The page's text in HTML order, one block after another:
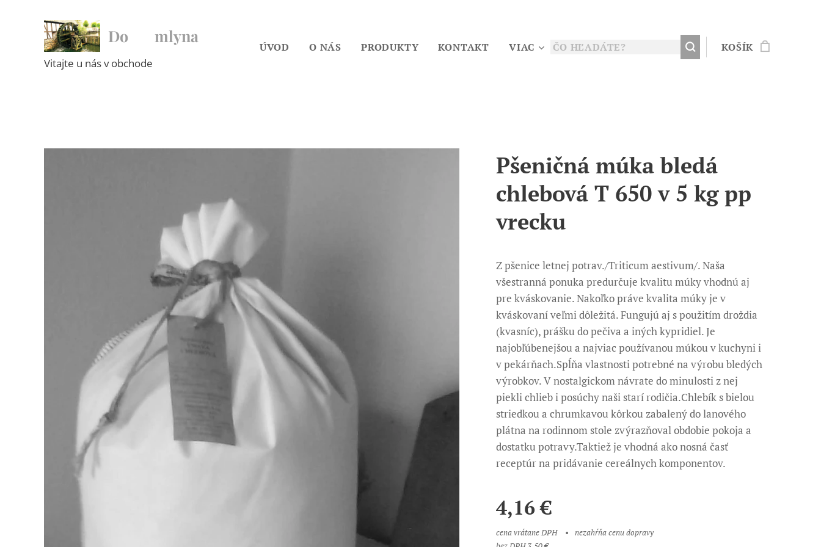
Do ♥ mlyna
Vitajte u nás v obchode
ÚVOD O NÁS PRODUKTY KONTAKT VIAC KOŠÍK
Pšeničná múka bledá
chlebová T 650 v 5 kg pp
vrecku
Z pšenice letnej potrav./Triticum aestivum/. Naša
všestranná ponuka predurčuje kvalitu múky vhodnú aj
pre kváskovanie. Nakoľko práve kvalita múky je v
kváskovaní veľmi dôležitá. Fungujú aj s použitím droždia
(kvasníc), prášku do pečiva a iných kypridiel. Je
najobľúbenejšou a najviac používanou múkou v kuchyni i
v pekárňach.Spĺňa vlastnosti potrebné na výrobu bledých
výrobkov. V nostalgickom návrate do minulosti z nej
piekli chlieb i posúchy naši starí rodičia.Chlebík s bielou
striedkou a chrumkavou kôrkou zabalený do lanového
plátna na rodinnom stole zvýrazňoval obdobie pokoja a
dostatku potravy.Taktiež je vhodná ako nosná časť
receptúr na pridávanie cereálnych komponentov.
4,16€
cena vrátane DPH
nezahŕňa cenu dopravy